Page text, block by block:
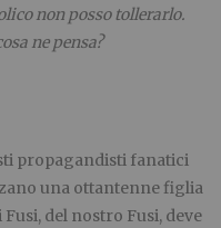
non posso tollerarlo.
ne pensa?
propagandisti fanatici
una ottantenne figlia
del nostro Fusi, deve